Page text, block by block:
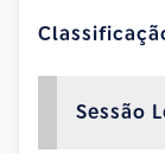
Sessão